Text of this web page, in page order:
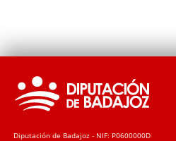
Diputación de Badajoz - NIF: P0600000D